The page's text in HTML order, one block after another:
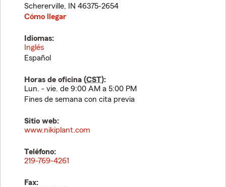
Schererville, IN 46375-2654
Cómo llegar
Idiomas:
Inglés
Español
Horas de oficina (CST):
Lun. - vie. de 9:00 AM a 5:00 PM
Fines de semana con cita previa
Sitio web:
www.nikiplant.com
Teléfono:
219-769-4261
Fax: